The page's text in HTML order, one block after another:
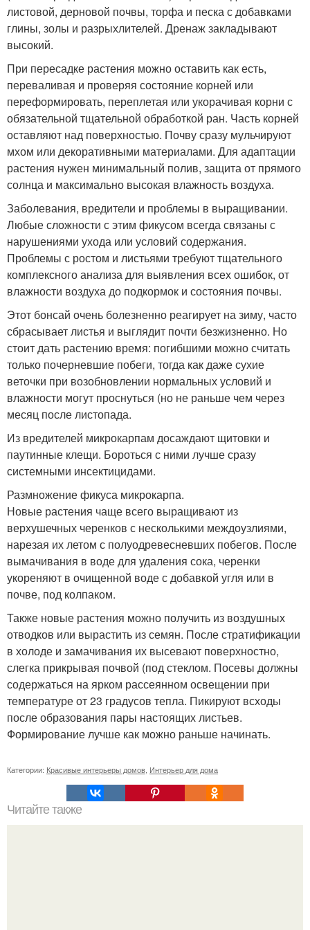
листовой, дерновой почвы, торфа и песка с добавками
глины, золы и разрыхлителей. Дренаж закладывают
высокий.
При пересадке растения можно оставить как есть,
переваливая и проверяя состояние корней или
переформировать, переплетая или укорачивая корни с
обязательной тщательной обработкой ран. Часть корней
оставляют над поверхностью. Почву сразу мульчируют
мхом или декоративными материалами. Для адаптации
растения нужен минимальный полив, защита от прямого
солнца и максимально высокая влажность воздуха.
Заболевания, вредители и проблемы в выращивании.
Любые сложности с этим фикусом всегда связаны с
нарушениями ухода или условий содержания.
Проблемы с ростом и листьями требуют тщательного
комплексного анализа для выявления всех ошибок, от
влажности воздуха до подкормок и состояния почвы.
Этот бонсай очень болезненно реагирует на зиму, часто
сбрасывает листья и выглядит почти безжизненно. Но
стоит дать растению время: погибшими можно считать
только почерневшие побеги, тогда как даже сухие
веточки при возобновлении нормальных условий и
влажности могут проснуться (но не раньше чем через
месяц после листопада.
Из вредителей микрокарпам досаждают щитовки и
паутинные клещи. Бороться с ними лучше сразу
системными инсектицидами.
Размножение фикуса микрокарпа.
Новые растения чаще всего выращивают из
верхушечных черенков с несколькими междоузлиями,
нарезая их летом с полуодревесневших побегов. После
вымачивания в воде для удаления сока, черенки
укореняют в очищенной воде с добавкой угля или в
почве, под колпаком.
Также новые растения можно получить из воздушных
отводков или вырастить из семян. После стратификации
в холоде и замачивания их высевают поверхностно,
слегка прикрывая почвой (под стеклом. Посевы должны
содержаться на ярком рассеянном освещении при
температуре от 23 градусов тепла. Пикируют всходы
после образования пары настоящих листьев.
Формирование лучше как можно раньше начинать.
Категории: Красивые интерьеры домов Интерьер для дома
Читайте также